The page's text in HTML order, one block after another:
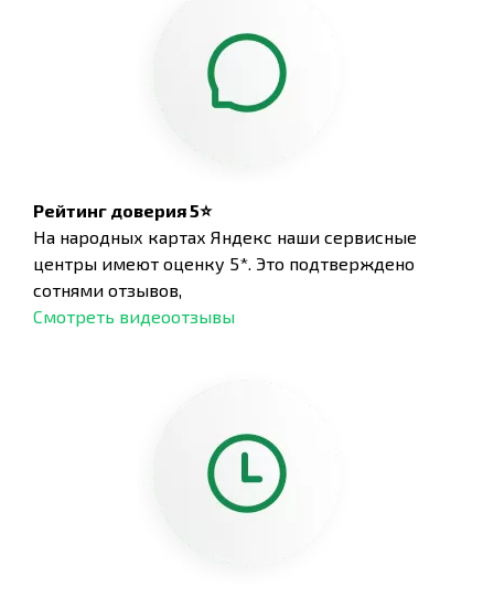
Рейтинг доверия 5⭐
На народных картах Яндекс наши сервисные
центры имеют оценку 5*. Это подтверждено
сотнями отзывов,
Смотреть видеоотзывы